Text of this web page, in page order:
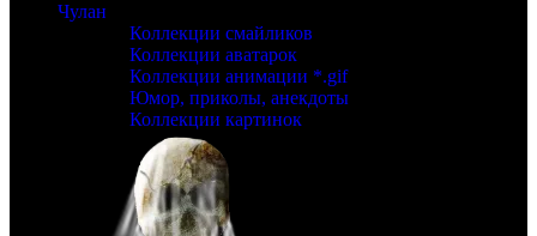
Чулан
Коллекции смайликов
Коллекции аватарок
Коллекции анимации *.gif
Юмор, приколы, анекдоты
Коллекции картинок